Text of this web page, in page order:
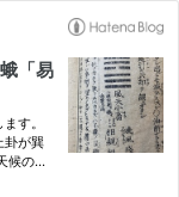
「易
す。
卦が巽
候の変